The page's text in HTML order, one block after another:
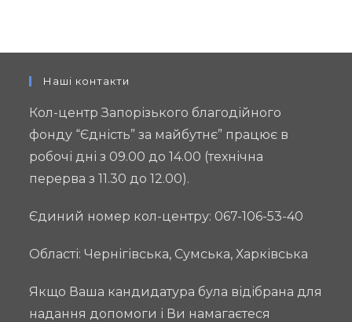
Наші контакти
Кол-центр Запорізького благодійного
фонду “Єдність” за майбутнє” працює в
робочі дні з 09.00 до 14.00 (технічна
перерва з 11.30 до 12.00).
Єдиний номер кол-центру: 067-106-53-40
Області: Чернігівська, Сумська, Харківська
Якщо Ваша кандидатура була відібрана для
надання допомоги і Ви намагаєтеся